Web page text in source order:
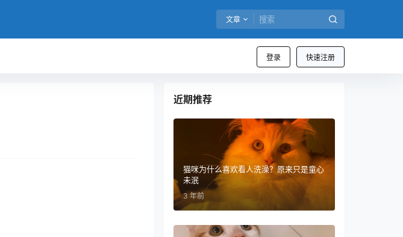
文章
登录 快速注册
近期推荐
猫咪为什么喜欢看人洗澡？原来只是童心
未泯
3 年前